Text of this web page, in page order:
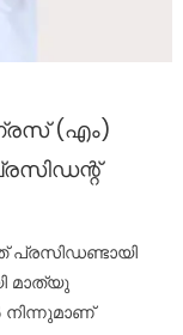
(എം)
പ്രസിഡണ്ടായി
മാത്യു
നിന്നുമാണ്